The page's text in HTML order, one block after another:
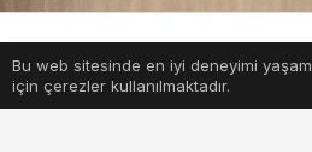
Bu web sitesinde en iyi deneyimi
için çerezler kullanılmaktadır.
Anasayfa Akış